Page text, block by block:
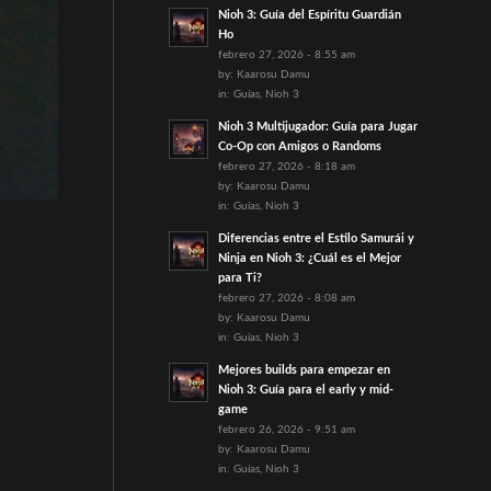
Nioh 3: Guía del Espíritu Guardián
Ho
febrero 27, 2026 - 8:55 am
by: Kaarosu Damu
in: Guías, Nioh 3
Nioh 3 Multijugador: Guía para Jugar
Co-Op con Amigos o Randoms
febrero 27, 2026 - 8:18 am
by: Kaarosu Damu
in: Guías, Nioh 3
Diferencias entre el Estilo Samurái y
Ninja en Nioh 3: ¿Cuál es el Mejor
para Ti?
febrero 27, 2026 - 8:08 am
by: Kaarosu Damu
in: Guías, Nioh 3
Mejores builds para empezar en
Nioh 3: Guía para el early y mid-
game
febrero 26, 2026 - 9:51 am
by: Kaarosu Damu
in: Guías, Nioh 3